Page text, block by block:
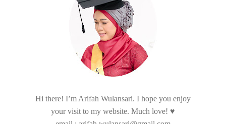
Hi there! I’m Arifah Wulansari. I hope you enjoy
your visit to my website. Much love! ♥